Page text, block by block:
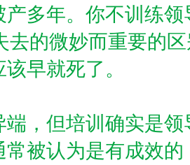
多年。你不训练
去的微妙而重要的
早就死了。
，但培训确实是领
被认为是有成效